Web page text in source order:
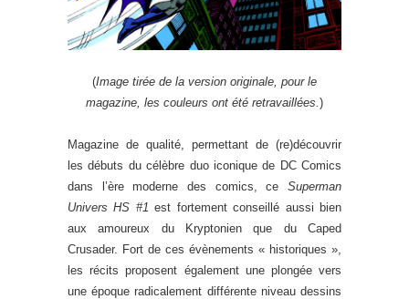
(Image tirée de la version originale, pour le
magazine, les couleurs ont été retravaillées. )
Magazine de qualité, permettant de (re)découvrir
les débuts du célèbre duo iconique de DC Comics
dans l’ère moderne des comics, ce Superman
Univers HS #1 est fortement conseillé aussi bien
aux amoureux du Kryptonien que du Caped
Crusader. Fort de ces évènements « historiques »,
les récits proposent également une plongée vers
une époque radicalement différente niveau dessins